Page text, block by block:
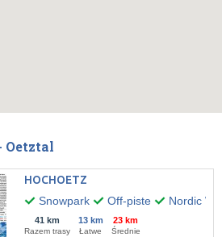
Oetztal
HOCHOETZ
Snowpark
Off-piste Nordic
41 km
Razem trasy
13 km
Łatwe
23 km
Średnie